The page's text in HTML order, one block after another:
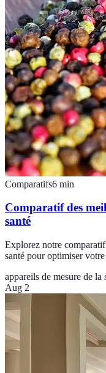
Comparatifs6 min
Comparatif des
santé
Explorez notre
santé pour optimiser
appareils de mesure de la
Aug 2